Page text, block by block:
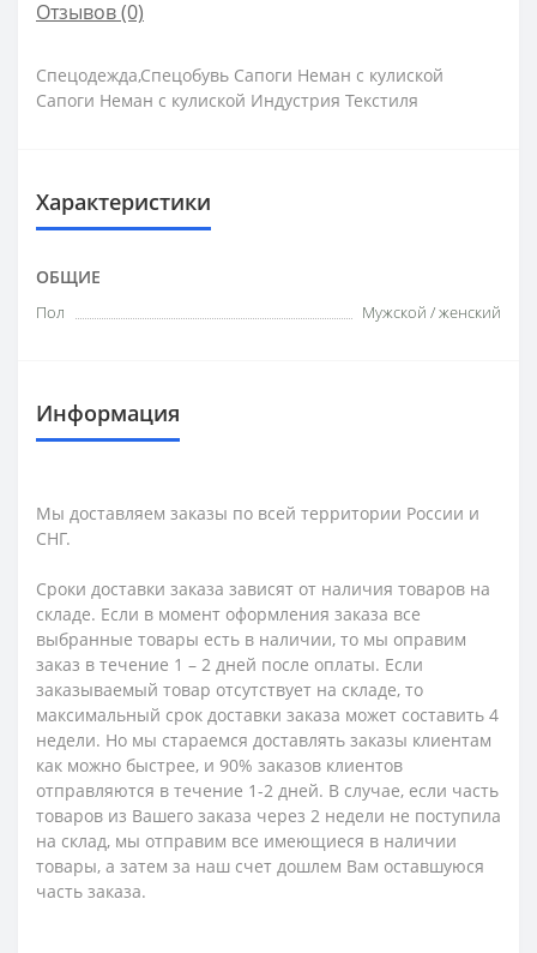
Отзывов (0)
Спецодежда,Спецобувь Сапоги Неман с кулиской
Сапоги Неман с кулиской Индустрия Текстиля
Характеристики
ОБЩИЕ
Пол Мужской / женский
Информация
Мы доставляем заказы по всей территории России и
СНГ.
Сроки доставки заказа зависят от наличия товаров на
складе. Если в момент оформления заказа все
выбранные товары есть в наличии, то мы оправим
заказ в течение 1 – 2 дней после оплаты. Если
заказываемый товар отсутствует на складе, то
максимальный срок доставки заказа может составить 4
недели. Но мы стараемся доставлять заказы клиентам
как можно быстрее, и 90% заказов клиентов
отправляются в течение 1-2 дней. В случае, если часть
товаров из Вашего заказа через 2 недели не поступила
на склад, мы отправим все имеющиеся в наличии
товары, а затем за наш счет дошлем Вам оставшуюся
часть заказа.